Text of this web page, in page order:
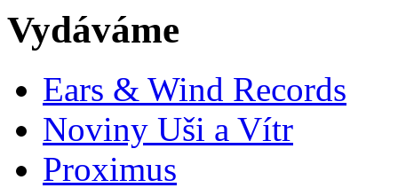
Vydáváme
Ears & Wind Records
Noviny Uši a Vítr
Proximus